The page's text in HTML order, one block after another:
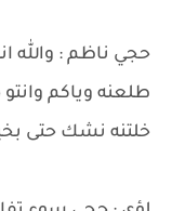
حجي ناظم : والله
طلعنه وياكم
خلتنه نشك حتى